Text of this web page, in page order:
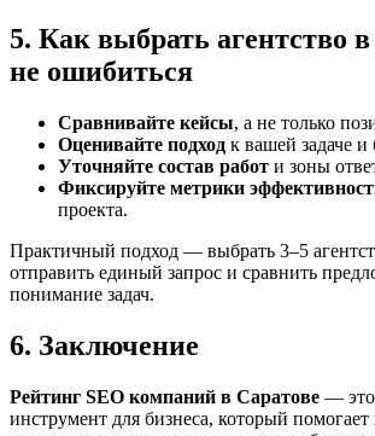
5. Как выбрать агентство
не ошибиться
Сравнивайте кейсы, а не только
Оценивайте подход к вашей задаче и
Уточняйте состав работ и зоны
Фиксируйте метрики
проекта.
Практичный подход — выбрать 3–5
отправить единый запрос и сравнить
понимание задач.
6. Заключение
Рейтинг SEO компаний в Саратове —
инструмент для бизнеса, который помогает